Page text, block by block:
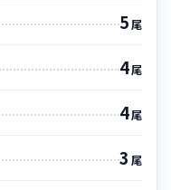
5尾
4尾
4尾
3 尾